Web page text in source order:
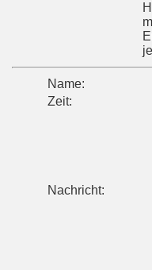
Name:
Zeit:
Nachricht: